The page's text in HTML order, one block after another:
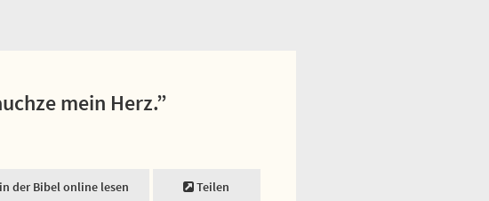
mein Herz.”
der Bibel online lesen Teilen